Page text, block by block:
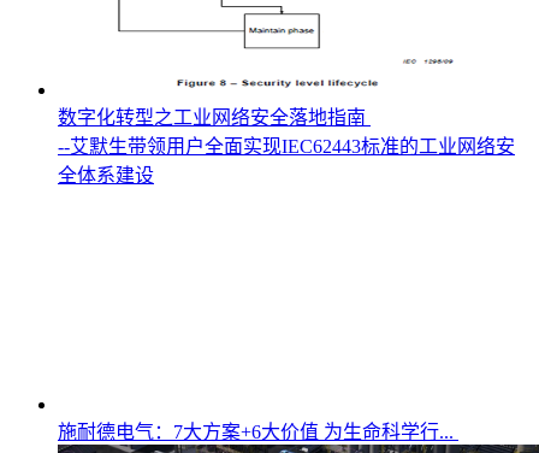
数字化转型之工业网络安全落地指南
--艾默生带领用户全面实现IEC62443标准的工业网络安
全体系建设
施耐德电气：7大方案+6大价值 为生命科学行...